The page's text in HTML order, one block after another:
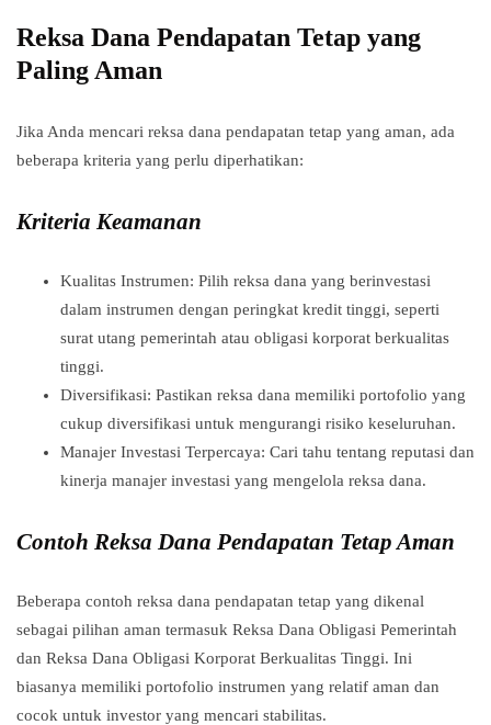
Reksa Dana Pendapatan Tetap yang
Paling Aman
Jika Anda mencari reksa dana pendapatan tetap yang aman, ada
beberapa kriteria yang perlu diperhatikan:
Kriteria Keamanan
Kualitas Instrumen: Pilih reksa dana yang berinvestasi
dalam instrumen dengan peringkat kredit tinggi, seperti
surat utang pemerintah atau obligasi korporat berkualitas
tinggi.
Diversifikasi: Pastikan reksa dana memiliki portofolio yang
cukup diversifikasi untuk mengurangi risiko keseluruhan.
Manajer Investasi Terpercaya: Cari tahu tentang reputasi dan
kinerja manajer investasi yang mengelola reksa dana.
Contoh Reksa Dana Pendapatan Tetap Aman
Beberapa contoh reksa dana pendapatan tetap yang dikenal
sebagai pilihan aman termasuk Reksa Dana Obligasi Pemerintah
dan Reksa Dana Obligasi Korporat Berkualitas Tinggi. Ini
biasanya memiliki portofolio instrumen yang relatif aman dan
cocok untuk investor yang mencari stabilitas.